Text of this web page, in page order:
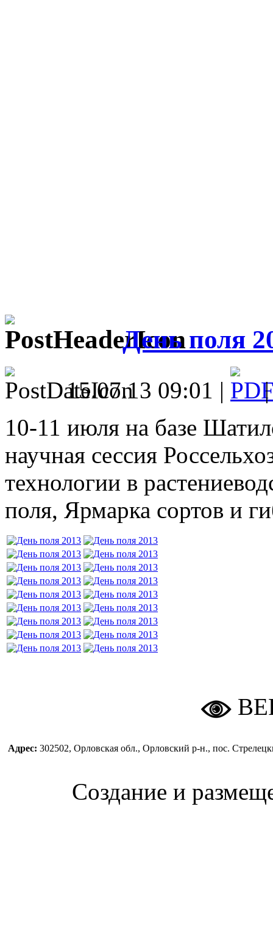
День поля
15.07.13 09:01 |
10-11 июля на базе
научная сессия
технологии в
поля, Ярмарка сортов и
Адрес: 302502, Орловская обл., Орловский р-н., пос.
Создание и